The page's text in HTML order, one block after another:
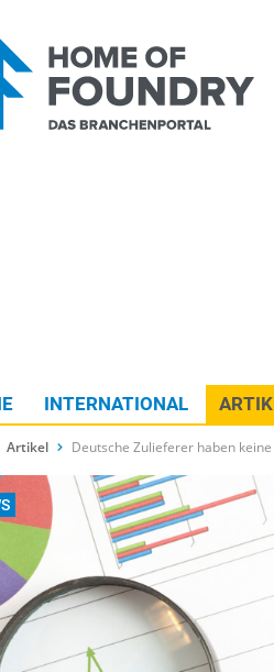
INTERNATIONAL
Artikel Deutsche Zulieferer haben